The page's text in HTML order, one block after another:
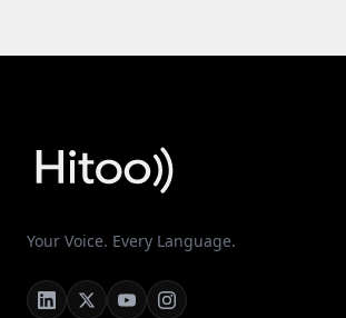
Your Voice. Every Language.